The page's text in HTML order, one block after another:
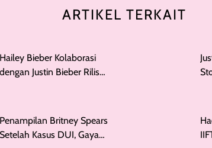
ARTIKEL TERKAIT
Hailey Bieber Kolaborasi